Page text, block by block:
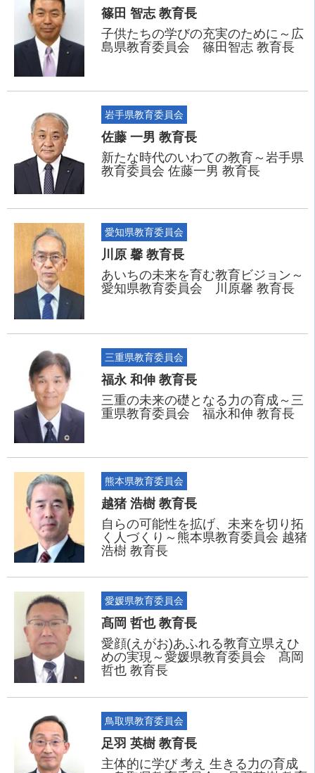
篠田 智志 教育長
子供たちの学びの充実のために～広
島県教育委員会 篠田智志 教育長
岩手県教育委員会
佐藤 一男 教育長
新たな時代のいわての教育～岩手県
教育委員会 佐藤一男 教育長
愛知県教育委員会
川原 馨 教育長
あいちの未来を育む教育ビジョン～
愛知県教育委員会 川原馨 教育長
三重県教育委員会
福永 和伸 教育長
三重の未来の礎となる力の育成～三
重県教育委員会 福永和伸 教育長
熊本県教育委員会
越猪 浩樹 教育長
自らの可能性を拡げ、未来を切り拓
く人づくり～熊本県教育委員会 越猪
浩樹 教育長
愛媛県教育委員会
髙岡 哲也 教育長
愛顔(えがお)あふれる教育立県えひ
めの実現～愛媛県教育委員会 髙岡
哲也 教育長
鳥取県教育委員会
足羽 英樹 教育長
主体的に学び 考え 生きる力の育成